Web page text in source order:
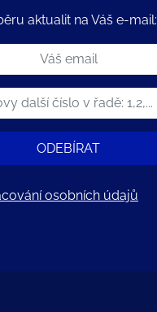
aktualit na Váš e-mail:
ODEBÍRAT
osobních údajů